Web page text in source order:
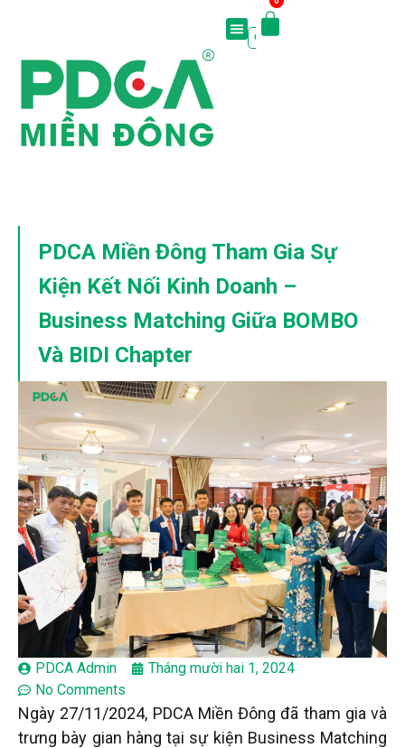
PDCA Miền Đông Tham Gia Sự
Kiện Kết Nối Kinh Doanh –
Business Matching Giữa BOMBO
Và BIDI Chapter
PDCA Admin
Tháng mười hai 1, 2024
No Comments
Ngày 27/11/2024, PDCA Miền Đông đã tham gia và
trưng bày gian hàng tại sự kiện Business Matching